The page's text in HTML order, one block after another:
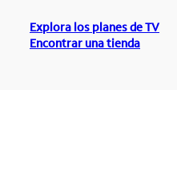
Explora los planes de TV
Encontrar una tienda